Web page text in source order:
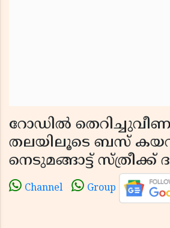
റോഡിൽ
തലയിലൂടെ ബസ്
നെടുമങ്ങാട്ട് സ്ത്രീക്ക്
Channel Group